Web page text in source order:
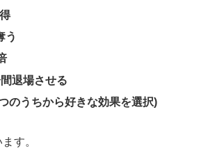
う
退場させる
のうちから好きな効果を選択)
す。